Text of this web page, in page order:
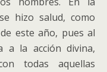
hizo salud, como
este año, pues al
a la acción divina,
todas aquellas